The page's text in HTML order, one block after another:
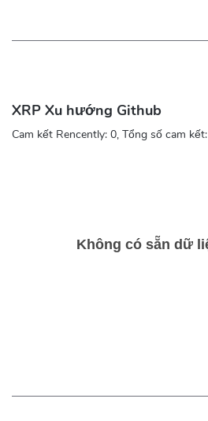
XRP Xu hướng Github
Cam kết Rencently: 0, Tổng số cam kết: